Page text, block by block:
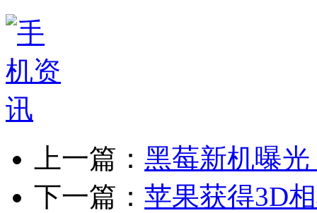
上一篇： 黑莓新机曝
下一篇： 苹果获得3D